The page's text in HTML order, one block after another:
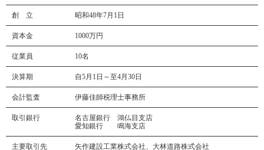
創 立 昭和48年7月1日
資本金 1000万円
従業員 10名
決算期 自5月1日～至4月30日
会計監査 伊藤佳師税理士事務所
取引銀行
名古屋銀行 鴻仏目支店
愛知銀行 鳴海支店
主要取引先
矢作建設工業株式会社、大林道路株式会社